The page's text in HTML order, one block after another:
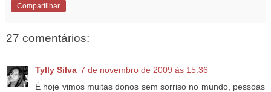
Compartilhar
27 comentários:
Tylly Silva 7 de novembro de 2009 às 15:36
É hoje vimos muitas donos sem sorriso no mundo, pessoas